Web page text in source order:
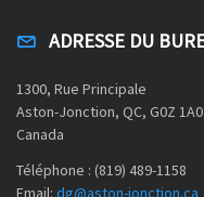
ADRESSE DU
1300, Rue Principale
Aston-Jonction, QC, G0Z 1A0
Canada
Téléphone : (819) 489-1158
Email: dg@aston-jonction.ca